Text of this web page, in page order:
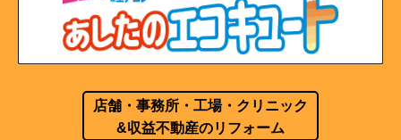
店舗・事務所・工場・クリニック
&収益不動産のリフォーム